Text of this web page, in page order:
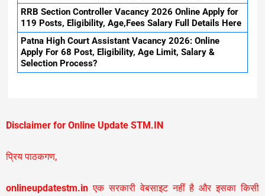
RRB Section Controller Vacancy 2026 Online Apply for
119 Posts, Eligibility, Age,Fees Salary Full Details Here
Patna High Court Assistant Vacancy 2026: Online
Apply For 68 Post, Eligibility, Age Limit, Salary &
Selection Process?
Disclaimer for Online Update STM.IN
प्रिय पाठकगण,
onlineupdatestm.in एक सरकारी वेबसाइट नहीं है और इसका किसी